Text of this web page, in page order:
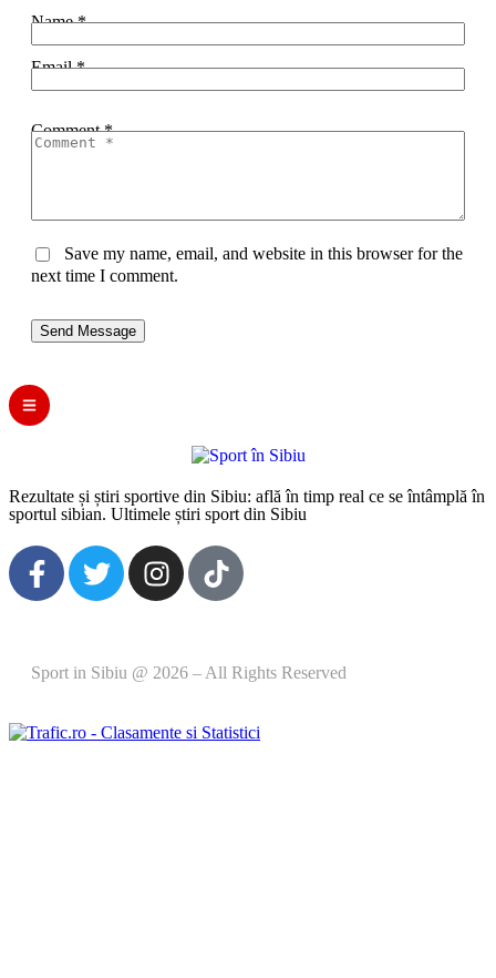
Comment *
Name *
Email *
Save my name, email, and website in this browser for the
next time I comment.
Send Message
Rezultate și știri sportive din Sibiu: află în timp real ce se întâmplă în
sportul sibian. Ultimele știri sport din Sibiu
Sport in Sibiu @ 2026 – All Rights Reserved